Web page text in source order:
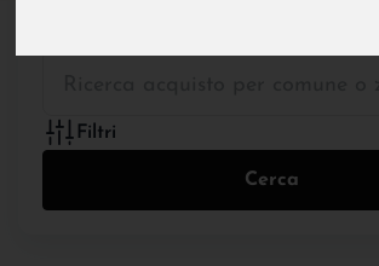
Filtri
Cerca